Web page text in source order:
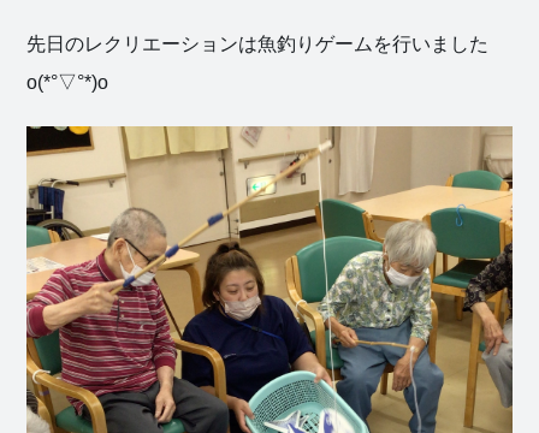
先日のレクリエーションは魚釣りゲームを行いました
o(*°▽°*)o